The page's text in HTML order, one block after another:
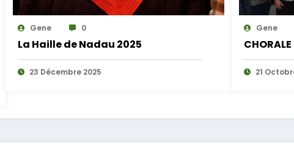
Gene 0
La Haille de Nadau 2025
23 Décembre 2025
Gene
21